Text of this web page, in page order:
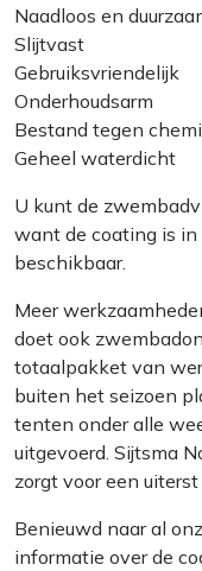
Naadloos en
Slijtvast
Gebruiksvriendelijk
Onderhoudsarm
Bestand tegen
Geheel waterdicht
U kunt de
want de coating is
beschikbaar.
Meer
doet ook
totaalpakket van
buiten het seizoen
tenten onder alle
uitgevoerd. Sijtsma
zorgt voor een
Benieuwd naar al
informatie over de